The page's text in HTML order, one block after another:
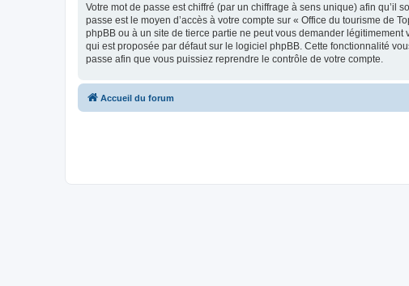
Votre mot de passe est chiffré (par un chiffrage à sens unique) afin qu’il
passe est le moyen d’accès à votre compte sur « Office du tourisme de
phpBB ou à un site de tierce partie ne peut vous demander
qui est proposée par défaut sur le logiciel phpBB. Cette fonctionnalité
passe afin que vous puissiez reprendre le contrôle de votre compte.
Accueil du forum